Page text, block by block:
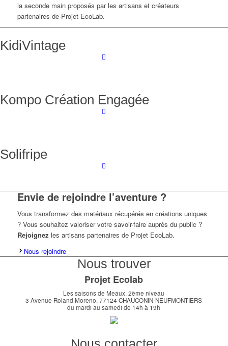
la seconde main proposés par les artisans et créateurs
partenaires de Projet EcoLab.
KidiVintage
Kompo Création Engagée
Solifripe
Envie de rejoindre l’aventure ?
Vous transformez des matériaux récupérés en créations uniques
? Vous souhaitez valoriser votre savoir-faire auprès du public ?
Rejoignez les artisans partenaires de Projet EcoLab.
Nous rejoindre
Nous trouver
Projet Ecolab
Les saisons de Meaux. 2ème niveau
3 Avenue Roland Moreno, 77124 CHAUCONIN-NEUFMONTIERS
du mardi au samedi de 14h à 19h